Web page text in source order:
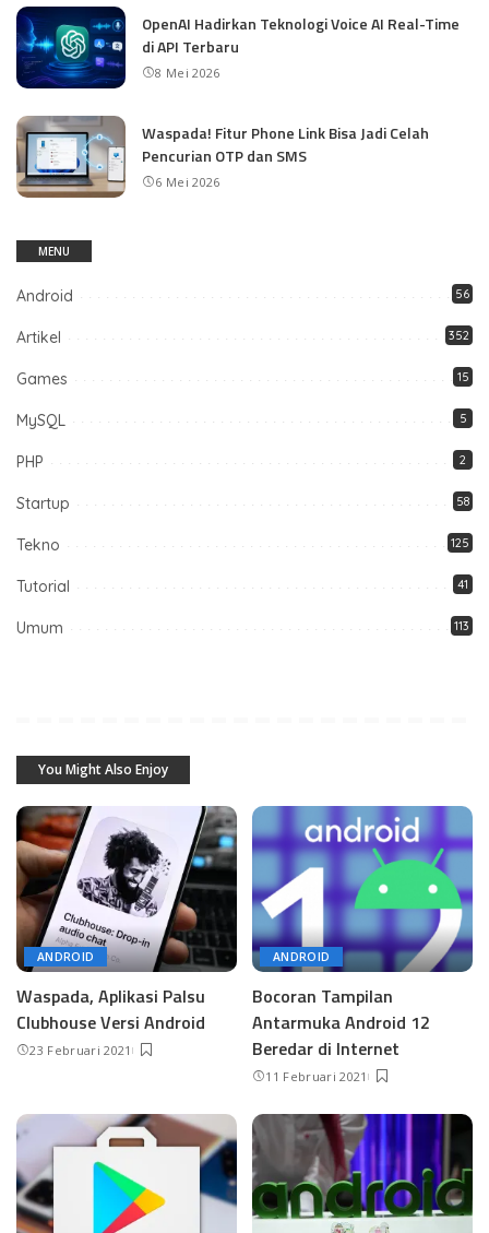
OpenAI Hadirkan Teknologi Voice AI Real-Time
di API Terbaru
8 Mei 2026
Waspada! Fitur Phone Link Bisa Jadi Celah
Pencurian OTP dan SMS
6 Mei 2026
MENU
Android 56
Artikel 352
Games 15
MySQL 5
PHP 2
Startup 58
Tekno 125
Tutorial 41
Umum 113
You Might Also Enjoy
ANDROID
Waspada, Aplikasi Palsu
Clubhouse Versi Android
23 Februari 2021
ANDROID
Bocoran Tampilan
Antarmuka Android 12
Beredar di Internet
11 Februari 2021